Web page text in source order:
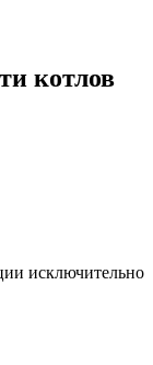
котлов
исключительно